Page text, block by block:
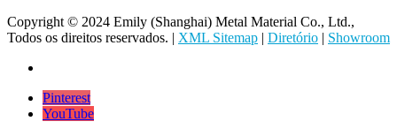
Copyright © 2024 Emily (Shanghai) Metal Material Co., Ltd.,
Todos os direitos reservados. | XML Sitemap | Diretório | Showroom
Pinterest
YouTube